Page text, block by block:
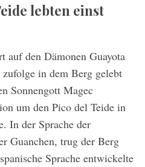
lebten einst
auf den Dämonen Guayota
in dem Berg gelebt
Sonnengott Magec
um den Pico del Teide in
In der Sprache der
Guanchen, trug der Berg
Sprache entwickelte